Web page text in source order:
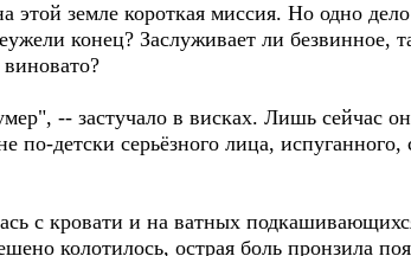
этой земле короткая миссия. Но одно
конец? Заслуживает ли безвинное,
-- застучало в висках. Лишь сейчас
по-детски серьёзного лица,
с кровати и на ватных
колотилось, острая боль пронзила